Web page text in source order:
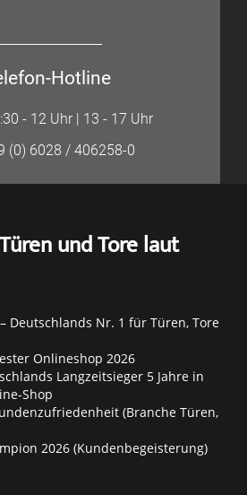
Hotline
- 12 Uhr | 13 - 17 Uhr
(0) 6028 / 406258-0
und Tore laut
Deutschlands Nr. 1 für Türen, Tore
Onlineshop 2026
Langzeitsieger 5 Jahre in
Shop
(Branche Türen,
2026 (Kundenbegeisterung)